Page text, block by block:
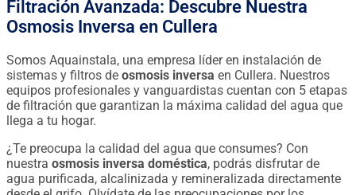
Filtración Avanzada: Descubre Nuestra
Osmosis Inversa en Cullera
Somos Aquainstala, una empresa líder en instalación de
sistemas y filtros de osmosis inversa en Cullera. Nuestros
equipos profesionales y vanguardistas cuentan con 5 etapas
de filtración que garantizan la máxima calidad del agua que
llega a tu hogar.
¿Te preocupa la calidad del agua que consumes? Con
nuestra osmosis inversa doméstica, podrás disfrutar de
agua purificada, alcalinizada y remineralizada directamente